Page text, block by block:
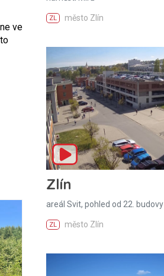
ve
ZL město Zlín
Zlín
areál Svit, pohled od 22. budovy
ZL město Zlín